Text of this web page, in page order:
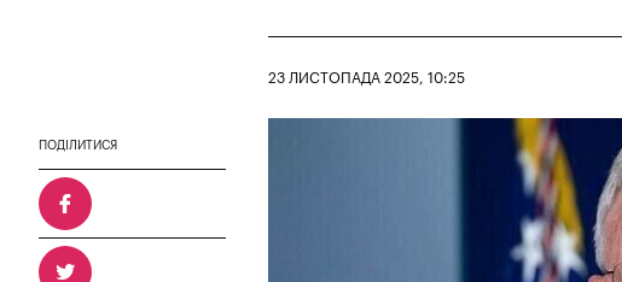
23 ЛИСТОПАДА 2025, 10:25
ПОДІЛИТИСЯ